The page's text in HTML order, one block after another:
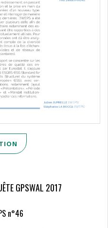
GPSWAL 2017
n°46